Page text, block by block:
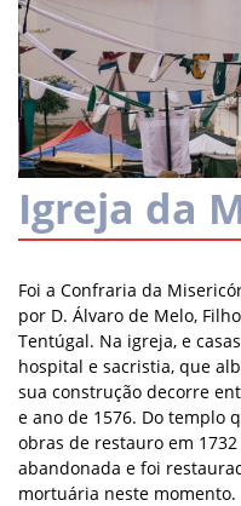
Igreja da
Foi a Confraria da
por D. Álvaro de Melo,
Tentúgal. Na igreja, e
hospital e sacristia, que
sua construção decorre
e ano de 1576. Do templo
obras de restauro em
abandonada e foi
mortuária neste momento.